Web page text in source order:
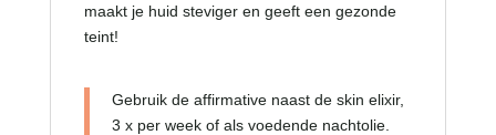
maakt je huid steviger en geeft een gezonde
teint!
Gebruik de affirmative naast de skin elixir,
3 x per week of als voedende nachtolie.